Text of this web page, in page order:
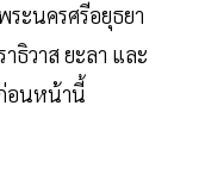
ะนครศรีอยุธยา
ธิวาส ยะลา และ
อนหน้านี้